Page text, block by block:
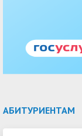
АБИТУРИЕНТАМ